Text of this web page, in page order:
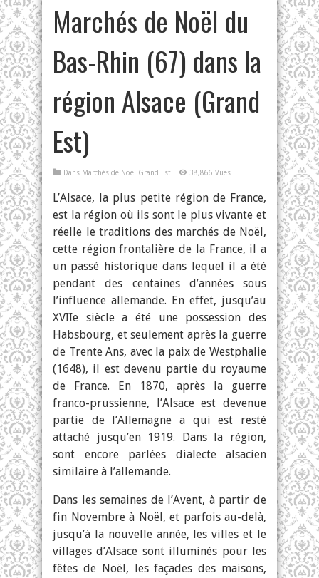
Marchés de Noël du
Bas-Rhin (67) dans la
région Alsace (Grand
Est)
Dans Marchés de Noël Grand Est 38,866 Vues
L’Alsace, la plus petite région de France,
est la région où ils sont le plus vivante et
réelle le traditions des marchés de Noël,
cette région frontalière de la France, il a
un passé historique dans lequel il a été
pendant des centaines d’années sous
l’influence allemande. En effet, jusqu’au
XVIIe siècle a été une possession des
Habsbourg, et seulement après la guerre
de Trente Ans, avec la paix de Westphalie
(1648), il est devenu partie du royaume
de France. En 1870, après la guerre
franco-prussienne, l’Alsace est devenue
partie de l’Allemagne a qui est resté
attaché jusqu’en 1919. Dans la région,
sont encore parlées dialecte alsacien
similaire à l’allemande.
Dans les semaines de l’Avent, à partir de
fin Novembre à Noël, et parfois au-delà,
jusqu’à la nouvelle année, les villes et le
villages d’Alsace sont illuminés pour les
fêtes de Noël, les façades des maisons,